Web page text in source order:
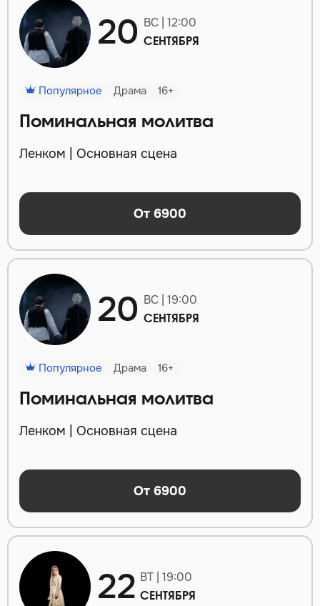
20 ВС | 12:00
СЕНТЯБРЯ
Популярное Драма 16+
Поминальная молитва
Ленком | Основная сцена
От 6900
20 ВС | 19:00
СЕНТЯБРЯ
Популярное Драма 16+
Поминальная молитва
Ленком | Основная сцена
От 6900
22 ВТ | 19:00
СЕНТЯБРЯ